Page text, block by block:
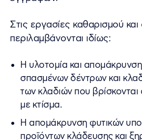
Στις εργασίες καθαρισμού
περιλαμβάνονται ιδίως:
Η υλοτομία και
σπασμένων δέντρων και
των κλαδιών που
με κτίσμα.
Η απομάκρυνση φυτικών
προϊόντων κλάδευσης και